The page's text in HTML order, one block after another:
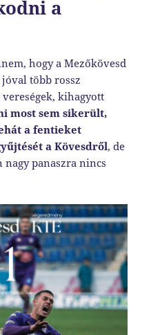
a
hogy a Mezőkövesd
több rossz
kihagyott
most sem sikerült,
a fentieket
a Kövesdről, de
nagy panaszra nincs